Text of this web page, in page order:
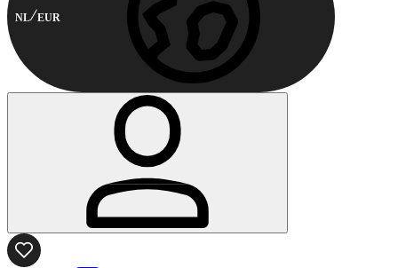
NL EUR